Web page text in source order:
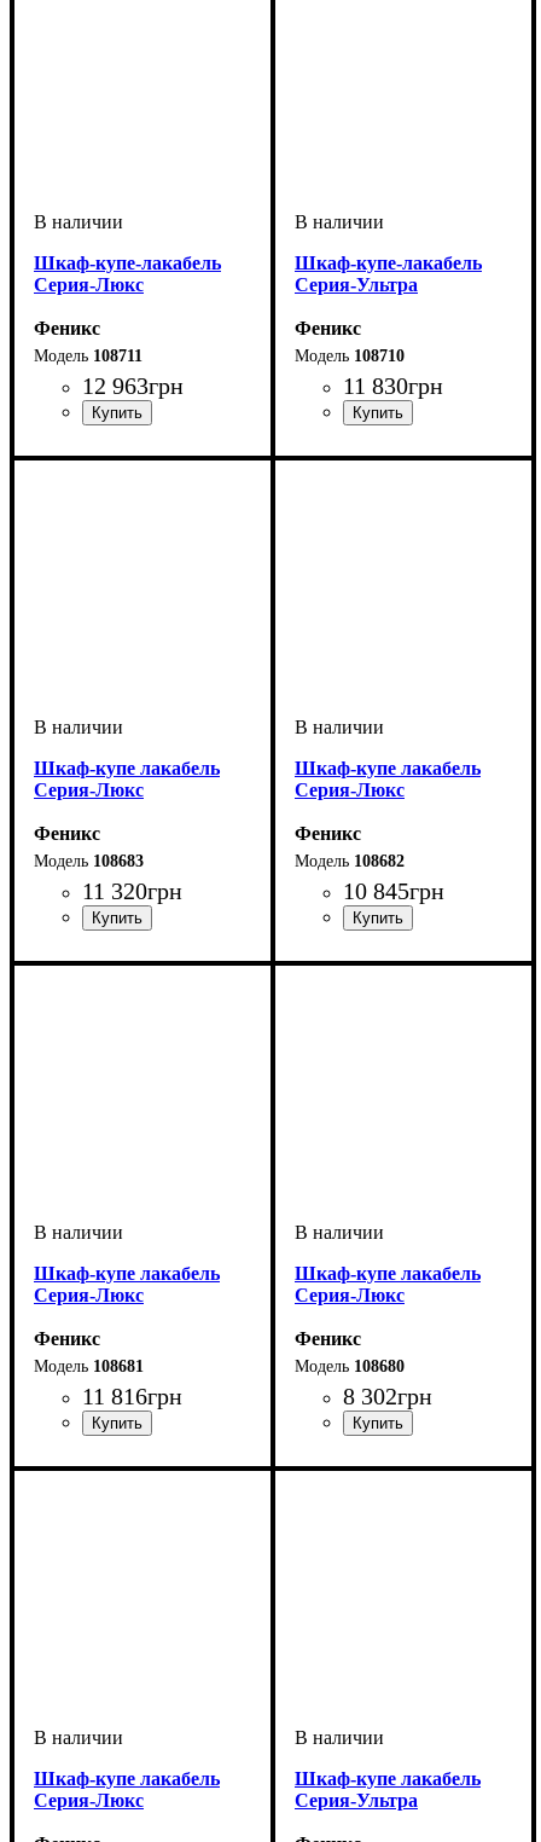
Шкаф-купе-лакабель
Серия-Люкс
Феникс
108711
12 963грн
Шкаф-купе-лакабель
Серия-Ультра
Феникс
108710
11 830грн
Шкаф-купе лакабель
Серия-Люкс
Феникс
108683
11 320грн
Шкаф-купе лакабель
Серия-Люкс
Феникс
108682
10 845грн
Шкаф-купе лакабель
Серия-Люкс
Феникс
108681
11 816грн
Шкаф-купе лакабель
Серия-Люкс
Феникс
108680
8 302грн
Шкаф-купе лакабель
Серия-Люкс
Шкаф-купе лакабель
Серия-Ультра